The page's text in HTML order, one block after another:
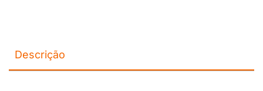
Descrição